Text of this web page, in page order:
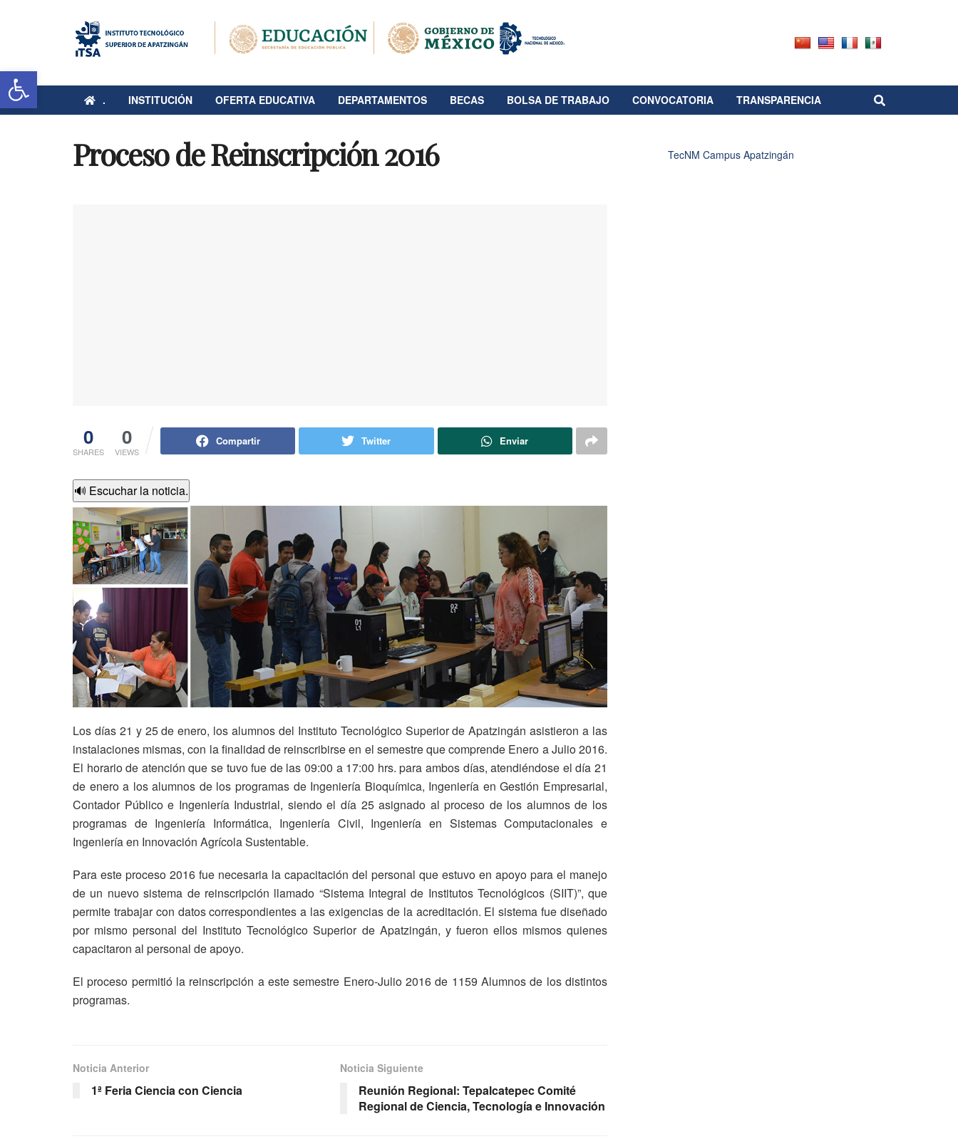
. INSTITUCIÓN OFERTA EDUCATIVA DEPARTAMENTOS BECAS BOLSA DE TRABAJO CONVOCATORIA TRANSPARENCIA
Proceso de Reinscripción 2016
0
SHARES
0
VIEWS
Compartir Twitter Enviar
🔊 Escuchar la noticia.
Los días 21 y 25 de enero, los alumnos del Instituto Tecnológico Superior de Apatzingán asistieron a las
instalaciones mismas, con la finalidad de reinscribirse en el semestre que comprende Enero a Julio 2016.
El horario de atención que se tuvo fue de las 09:00 a 17:00 hrs. para ambos días, atendiéndose el día 21
de enero a los alumnos de los programas de Ingeniería Bioquímica, Ingeniería en Gestión Empresarial,
Contador Público e Ingeniería Industrial, siendo el día 25 asignado al proceso de los alumnos de los
programas de Ingeniería Informática, Ingeniería Civil, Ingeniería en Sistemas Computacionales e
Ingeniería en Innovación Agrícola Sustentable.
Para este proceso 2016 fue necesaria la capacitación del personal que estuvo en apoyo para el manejo
de un nuevo sistema de reinscripción llamado “Sistema Integral de Institutos Tecnológicos (SIIT)”, que
permite trabajar con datos correspondientes a las exigencias de la acreditación. El sistema fue diseñado
por mismo personal del Instituto Tecnológico Superior de Apatzingán, y fueron ellos mismos quienes
capacitaron al personal de apoyo.
El proceso permitió la reinscripción a este semestre Enero-Julio 2016 de 1159 Alumnos de los distintos
programas.
Noticia Anterior
1ª Feria Ciencia con Ciencia
Noticia Siguiente
Reunión Regional: Tepalcatepec Comité
Regional de Ciencia, Tecnología e Innovación
TecNM Campus Apatzingán
Abrir barra de herramientas